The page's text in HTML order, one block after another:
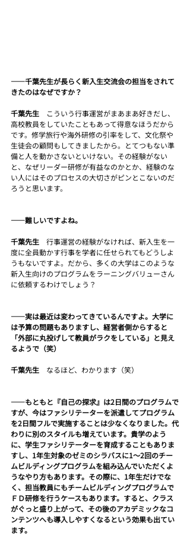
――千葉先生が長らく新入生交流会の担当をされて
きたのはなぜですか？
千葉先生
こういう行事運営がまあまあ好きだし、
高校教員をしていたこともあって得意なほうだから
です。修学旅行や海外研修の引率をして、文化祭や
生徒会の顧問もしてきましたから。とてつもない準
備と人を動かさないといけない。その経験がない
と、なぜリーダー研修が有益なのかとか、経験のな
い人にはそのプロセスの大切さがピンとこないのだ
ろうと思います。
――難しいですよね。
千葉先生 行事運営の経験がなければ、新入生を一
度に全員動かす行事を学者に任せられてもどうしよ
うもないですよ。だから、多くの大学はこのような
新入生向けのプログラムをラーニングバリューさん
に依頼するわけでしょう？
――実は最近は変わってきているんですよ。大学に
は予算の問題もありますし、経営者側からすると
「外部に丸投げして教員がラクをしている」と見え
るようで（笑）
千葉先生 なるほど、わかります（笑）
――もともと『自己の探求』は2日間のプログラムで
すが、今はファシリテーターを派遣してプログラム
を2日間フルで実施することは少なくなりました。代
わりに別のスタイルも増えています。貴学のよう
に、学生ファシリテーターを育成することもありま
すし、1年生対象のゼミのシラバスに1～2回のチー
ムビルディングプログラムを組み込んでいただくよ
うなやり方もあります。その際に、1年生だけでな
く、担当教員にもチームビルディングプログラムで
ＦＤ研修を行うケースもあります。すると、クラス
がぐっと盛り上がって、その後のアカデミックなコ
ンテンツへも導入しやすくなるという効果も出てい
ます。